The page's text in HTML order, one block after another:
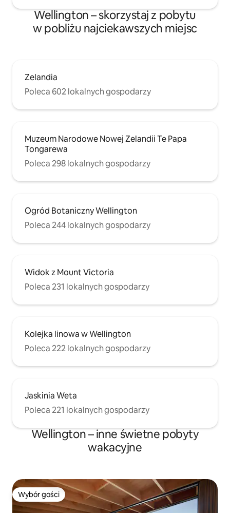
Wellington – skorzystaj z pobytu
w pobliżu najciekawszych miejsc
Zelandia
Poleca 602 lokalnych gospodarzy
Muzeum Narodowe Nowej Zelandii Te Papa
Tongarewa
Poleca 298 lokalnych gospodarzy
Ogród Botaniczny Wellington
Poleca 244 lokalnych gospodarzy
Widok z Mount Victoria
Poleca 231 lokalnych gospodarzy
Kolejka linowa w Wellington
Poleca 222 lokalnych gospodarzy
Jaskinia Weta
Poleca 221 lokalnych gospodarzy
Wellington – inne świetne pobyty
wakacyjne
Wybór gości
Wybór gości